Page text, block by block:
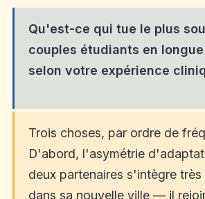
Qu'est-ce qui tue le plus
couples étudiants en
selon votre expérience
Trois choses, par ordre de
D'abord, l'asymétrie
deux partenaires s'intègre
dans sa nouvelle ville — il